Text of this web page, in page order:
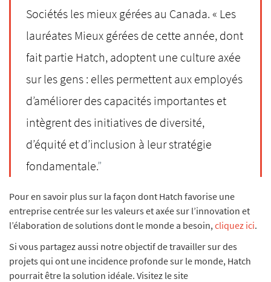
Sociétés les mieux gérées au Canada. « Les
lauréates Mieux gérées de cette année, dont
fait partie Hatch, adoptent une culture axée
sur les gens : elles permettent aux employés
d’améliorer des capacités importantes et
intègrent des initiatives de diversité,
d’équité et d’inclusion à leur stratégie
fondamentale.”
Pour en savoir plus sur la façon dont Hatch favorise une
entreprise centrée sur les valeurs et axée sur l’innovation et
l’élaboration de solutions dont le monde a besoin,cliquez ici.
Si vous partagez aussi notre objectif de travailler sur des
projets qui ont une incidence profonde sur le monde, Hatch
pourrait être la solution idéale. Visitez le site